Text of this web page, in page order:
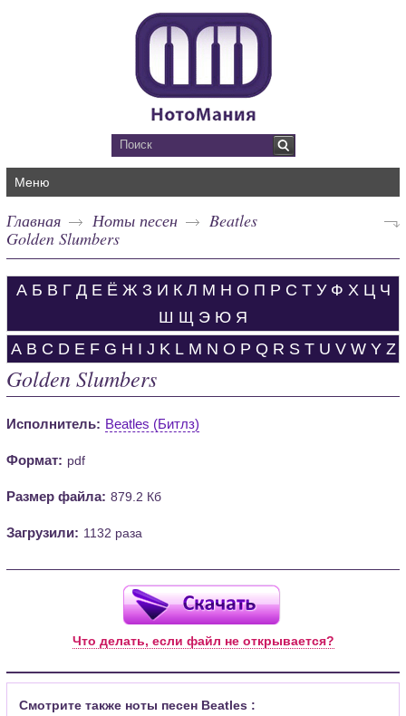
Меню
Главная Ноты песен
Beatles
Golden Slumbers
А Б В Г Д Е Ё Ж З И К Л М Н О П Р С Т У Ф Х Ц Ч
Ш Щ Э Ю Я
A B C D E F G H I J K L M N O P Q R S T U V W Y Z
Golden Slumbers
Исполнитель: Beatles (Битлз)
Формат: pdf
Размер файла: 879.2 Кб
Загрузили: 1132 раза
Что делать, если файл не открывается?
Смотрите также ноты песен Beatles :